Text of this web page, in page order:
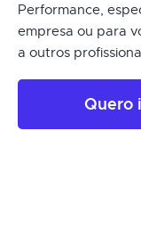
Performance,
empresa ou para
a outros
Quero